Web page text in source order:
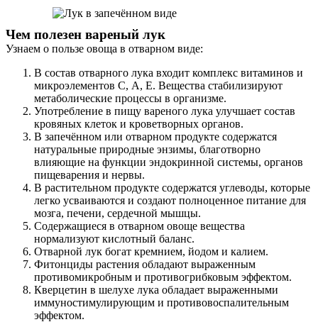
Чем полезен вареный лук
Узнаем о пользе овоща в отварном виде:
В состав отварного лука входит комплекс витаминов и
микроэлементов С, А, Е. Вещества стабилизируют
метаболические процессы в организме.
Употребление в пищу вареного лука улучшает состав
кровяных клеток и кроветворных органов.
В запечённом или отварном продукте содержатся
натуральные природные энзимы, благотворно
влияющие на функции эндокринной системы, органов
пищеварения и нервы.
В растительном продукте содержатся углеводы, которые
легко усваиваются и создают полноценное питание для
мозга, печени, сердечной мышцы.
Содержащиеся в отварном овоще вещества
нормализуют кислотный баланс.
Отварной лук богат кремнием, йодом и калием.
Фитонциды растения обладают выраженным
противомикробным и противогрибковым эффектом.
Кверцетин в шелухе лука обладает выраженными
иммуностимулирующим и противовоспалительным
эффектом.